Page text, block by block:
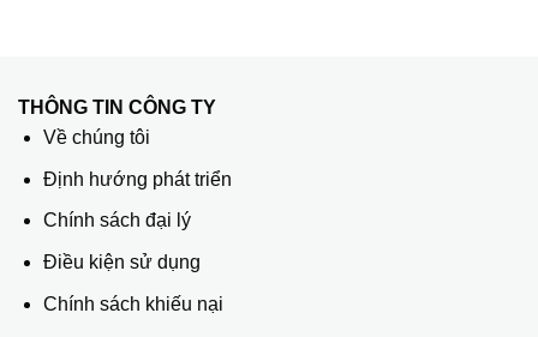
THÔNG TIN CÔNG TY
Về chúng tôi
Định hướng phát triển
Chính sách đại lý
Điều kiện sử dụng
Chính sách khiếu nại